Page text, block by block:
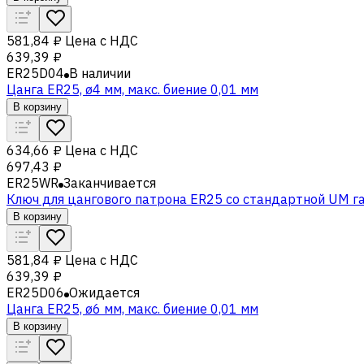
581,84 ₽ Цена с НДС
639,39 ₽
ER25D04 В наличии
Цанга ER25, ø4 мм, макс. биение 0,01 мм
В корзину
634,66 ₽ Цена с НДС
697,43 ₽
ER25WR Заканчивается
Ключ для цангового патрона ER25 со стандартной UM
В корзину
581,84 ₽ Цена с НДС
639,39 ₽
ER25D06 Ожидается
Цанга ER25, ø6 мм, макс. биение 0,01 мм
В корзину